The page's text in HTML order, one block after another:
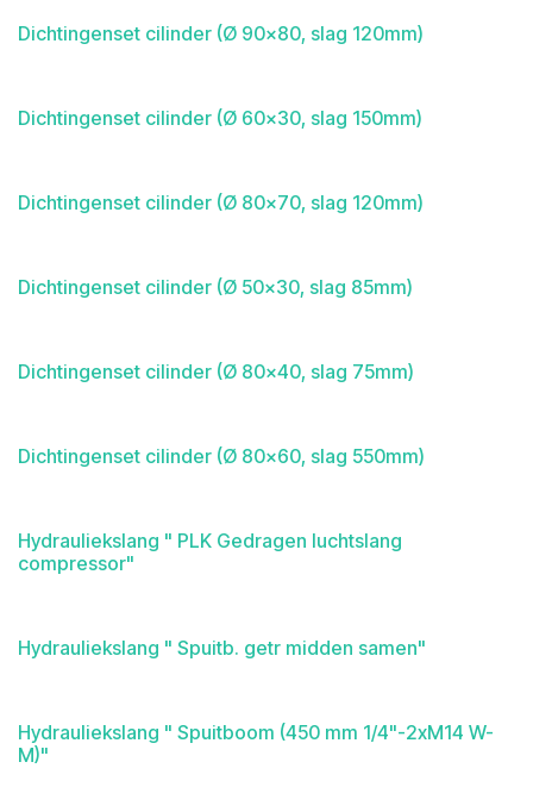
Dichtingenset cilinder (Ø 90x80, slag 120mm)
Dichtingenset cilinder (Ø 60x30, slag 150mm)
Dichtingenset cilinder (Ø 80x70, slag 120mm)
Dichtingenset cilinder (Ø 50x30, slag 85mm)
Dichtingenset cilinder (Ø 80x40, slag 75mm)
Dichtingenset cilinder (Ø 80x60, slag 550mm)
Hydrauliekslang " PLK Gedragen luchtslang
compressor"
Hydrauliekslang " Spuitb. getr midden samen"
Hydrauliekslang " Spuitboom (450 mm 1/4"-2xM14 W-
M)"